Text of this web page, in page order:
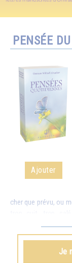
PENSÉE
Ajouter
cher que prévu, ou
inconvénients
rendre stupide.
richesses que
pour de petites
Je